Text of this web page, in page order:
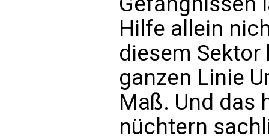
Hilfe allein
diesem
ganzen Linie
Maß. Und das
nüchtern